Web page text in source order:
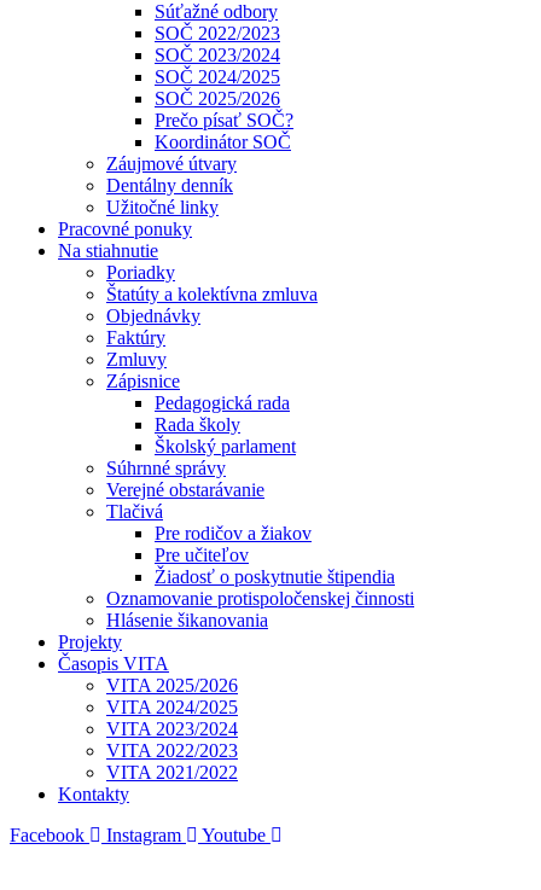
Súťažné odbory
SOČ 2022/2023
SOČ 2023/2024
SOČ 2024/2025
SOČ 2025/2026
Prečo písať SOČ?
Koordinátor SOČ
Záujmové útvary
Dentálny denník
Užitočné linky
Pracovné ponuky
Na stiahnutie
Poriadky
Štatúty a kolektívna zmluva
Objednávky
Faktúry
Zmluvy
Zápisnice
Pedagogická rada
Rada školy
Školský parlament
Súhrnné správy
Verejné obstarávanie
Tlačivá
Pre rodičov a žiakov
Pre učiteľov
Žiadosť o poskytnutie štipendia
Oznamovanie protispoločenskej činnosti
Hlásenie šikanovania
Projekty
Časopis VITA
VITA 2025/2026
VITA 2024/2025
VITA 2023/2024
VITA 2022/2023
VITA 2021/2022
Kontakty
Facebook
Instagram Youtube